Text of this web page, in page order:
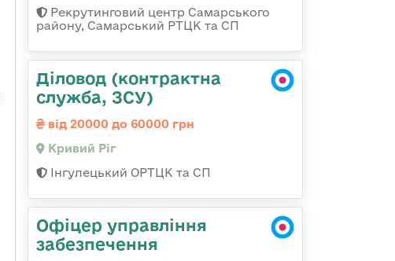
Рекрутинговий центр Самарського
району, Самарський РТЦК та СП
Діловод (контрактна
служба, ЗСУ)
від 20000 до 60000 грн
Кривий Ріг
Інгулецький ОРТЦК та СП
Офіцер управління
забезпечення